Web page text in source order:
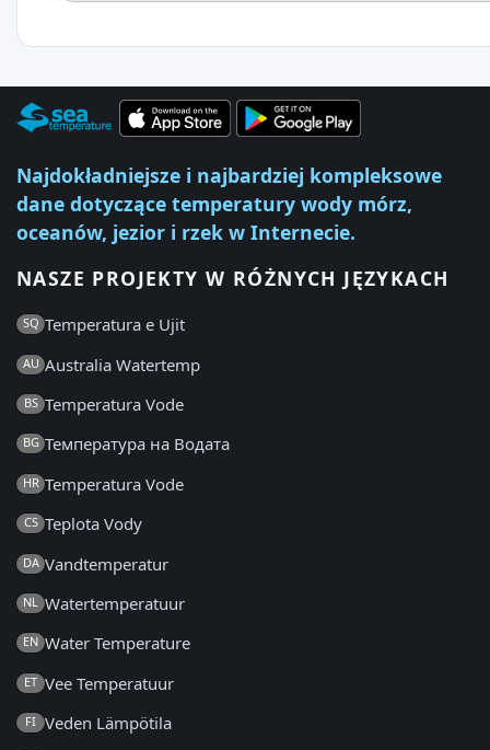
Najdokładniejsze i najbardziej kompleksowe
dane dotyczące temperatury wody mórz,
oceanów, jezior i rzek w Internecie.
NASZE PROJEKTY W RÓŻNYCH JĘZYKACH
SQ Temperatura e Ujit
AU Australia Watertemp
BS Temperatura Vode
BG Температура на Водата
HR Temperatura Vode
CS Teplota Vody
DA Vandtemperatur
NL Watertemperatuur
EN Water Temperature
ET Vee Temperatuur
FI Veden Lämpötila